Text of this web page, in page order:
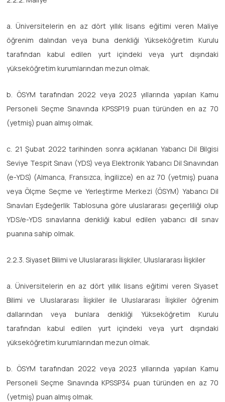
a. Üniversitelerin en az dört yıllık lisans eğitimi veren Maliye
öğrenim dalından veya buna denkliği Yükseköğretim Kurulu
tarafından kabul edilen yurt içindeki veya yurt dışındaki
yükseköğretim kurumlarından mezun olmak.
b. ÖSYM tarafından 2022 veya 2023 yıllarında yapılan Kamu
Personeli Seçme Sınavında KPSSP19 puan türünden en az 70
(yetmiş) puan almış olmak.
c. 21 Şubat 2022 tarihinden sonra açıklanan Yabancı Dil Bilgisi
Seviye Tespit Sınavı (YDS) veya Elektronik Yabancı Dil Sınavından
(e-YDS) (Almanca, Fransızca, İngilizce) en az 70 (yetmiş) puana
veya Ölçme Seçme ve Yerleştirme Merkezi (ÖSYM) Yabancı Dil
Sınavları Eşdeğerlik Tablosuna göre uluslararası geçerliliği olup
YDS/e-YDS sınavlarına denkliği kabul edilen yabancı dil sınav
puanına sahip olmak.
2.2.3. Siyaset Bilimi ve Uluslararası İlişkiler, Uluslararası İlişkiler
a. Üniversitelerin en az dört yıllık lisans eğitimi veren Siyaset
Bilimi ve Uluslararası İlişkiler ile Uluslararası İlişkiler öğrenim
dallarından veya bunlara denkliği Yükseköğretim Kurulu
tarafından kabul edilen yurt içindeki veya yurt dışındaki
yükseköğretim kurumlarından mezun olmak.
b. ÖSYM tarafından 2022 veya 2023 yıllarında yapılan Kamu
Personeli Seçme Sınavında KPSSP34 puan türünden en az 70
(yetmiş) puan almış olmak.